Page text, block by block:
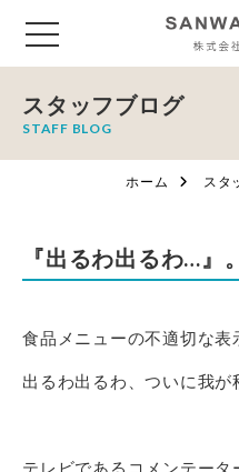
スタッフブログ
STAFF BLOG
ホーム スタ
『出るわ出るわ…』。
食品メニューの不適切な表
出るわ出るわ、ついに我が
テレビであるコメンテータ